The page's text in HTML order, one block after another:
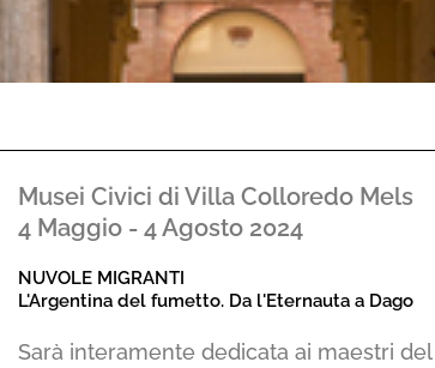
Musei Civici di Villa Colloredo Mels
4 Maggio - 4 Agosto 2024
NUVOLE MIGRANTI
L'Argentina del fumetto. Da l'Eternauta a Dago
Sarà interamente dedicata ai maestri